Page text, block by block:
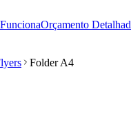
Orçamento
Folder A4